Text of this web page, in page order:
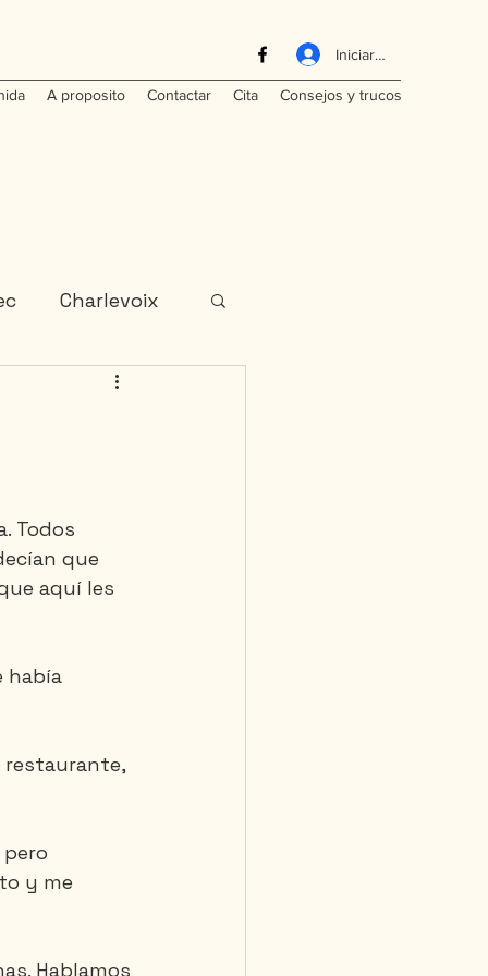
Iniciar sesión
A proposito Contactar Cita Consejos y trucos
Charlevoix
Laos
Todos
que
aquí les
había
restaurante,
y me
Hablamos